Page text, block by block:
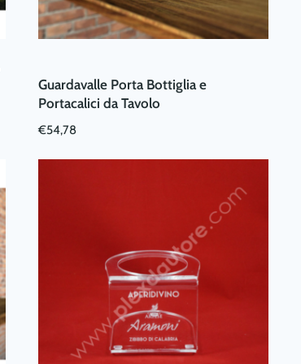
Guardavalle Porta Bottiglia e
Portacalici da Tavolo
€54,78